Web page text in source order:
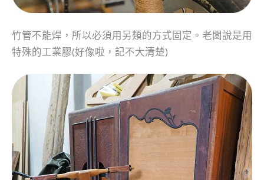
竹管不能焊，所以必須用另類的方式固定。老闆說是用
特殊的工業膠(好像啦，記不大清楚)